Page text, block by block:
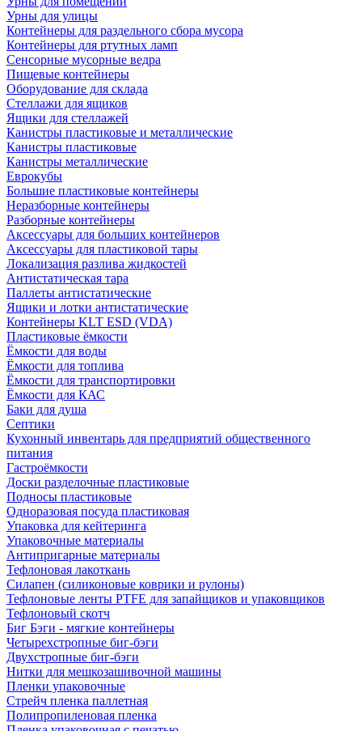
Урны для улицы
Контейнеры для раздельного сбора мусора
Контейнеры для ртутных ламп
Сенсорные мусорные ведра
Пищевые контейнеры
Оборудование для склада
Стеллажи для ящиков
Ящики для стеллажей
Канистры пластиковые и металлические
Канистры пластиковые
Канистры металлические
Еврокубы
Большие пластиковые контейнеры
Неразборные контейнеры
Разборные контейнеры
Аксессуары для больших контейнеров
Аксессуары для пластиковой тары
Локализация разлива жидкостей
Антистатическая тара
Паллеты антистатические
Ящики и лотки антистатические
Контейнеры KLT ESD (VDA)
Пластиковые ёмкости
Ёмкости для воды
Ёмкости для топлива
Ёмкости для транспортировки
Ёмкости для КАС
Баки для душа
Септики
Кухонный инвентарь для предприятий общественного
питания
Гастроёмкости
Доски разделочные пластиковые
Подносы пластиковые
Одноразовая посуда пластиковая
Упаковка для кейтеринга
Упаковочные материалы
Антипригарные материалы
Тефлоновая лакоткань
Силапен (силиконовые коврики и рулоны)
Тефлоновые ленты PTFE для запайщиков и упаковщиков
Тефлоновый скотч
Биг Бэги - мягкие контейнеры
Четырехстропные биг-бэги
Двухстропные биг-бэги
Нитки для мешкозашивочной машины
Пленки упаковочные
Стрейч пленка паллетная
Полипропиленовая пленка